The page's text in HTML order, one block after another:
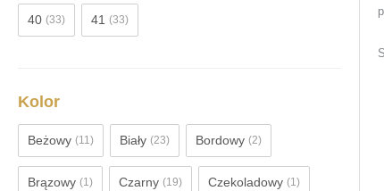
40 (33) 41 (33)
Kolor
Beżowy (11) Biały (23) Bordowy (2)
Brązowy (1) Czarny (19) Czekoladowy (1)